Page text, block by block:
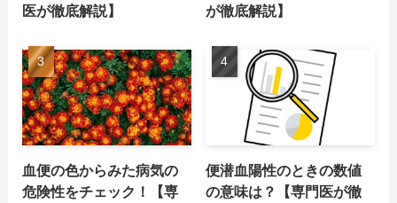
医が徹底解説】
が徹底解説】
血便の色からみた病気の
危険性をチェック！【専
便潜血陽性のときの数値
の意味は？【専門医が徹